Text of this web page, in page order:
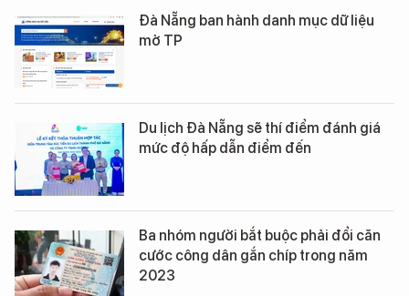
Đà Nẵng ban hành danh mục dữ liệu
mở TP
Du lịch Đà Nẵng sẽ thí điểm đánh giá
mức độ hấp dẫn điểm đến
Ba nhóm người bắt buộc phải đổi căn
cước công dân gắn chíp trong năm
2023